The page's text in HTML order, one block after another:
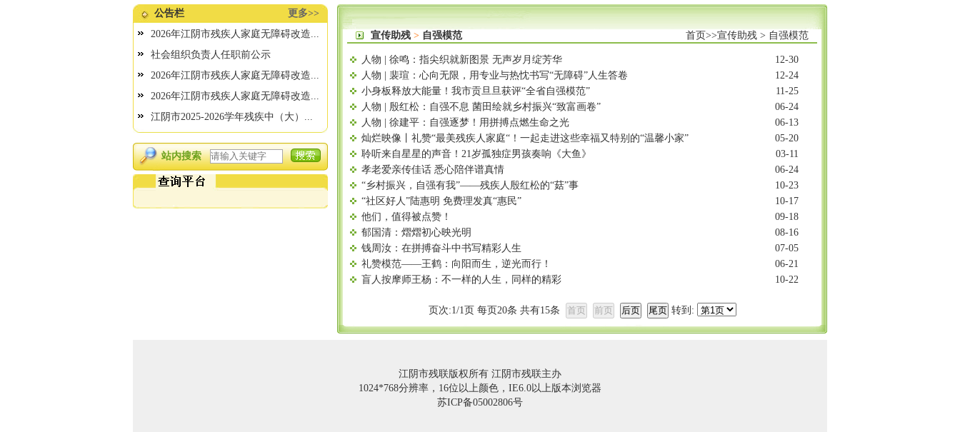
公告栏
更多>>
2026年江阴市残疾人家庭无障碍改造...
社会组织负责人任职前公示
2026年江阴市残疾人家庭无障碍改造...
2026年江阴市残疾人家庭无障碍改造...
江阴市2025-2026学年残疾中（大）...
站内搜索
宣传助残 > 自强模范 首页>>宣传助残 > 自强模范
人物 | 徐鸣：指尖织就新图景 无声岁月绽芳华
12-30
人物 | 裴瑄：心向无限，用专业与热忱书写“无障碍”人生答卷
12-24
小身板释放大能量！我市贡旦旦获评“全省自强模范”
11-25
人物 | 殷红松：自强不息 菌田绘就乡村振兴“致富画卷”
06-24
人物 | 徐建平：自强逐梦！用拼搏点燃生命之光
06-13
灿烂映像丨礼赞“最美残疾人家庭“！一起走进这些幸福又特别的“温馨小家”
05-20
聆听来自星星的声音！21岁孤独症男孩奏响《大鱼》
03-11
孝老爱亲传佳话 悉心陪伴谱真情
06-24
“乡村振兴，自强有我”——残疾人殷红松的“菇”事
10-23
“社区好人”陆惠明 免费理发真“惠民”
10-17
他们，值得被点赞！
09-18
郁国清：熠熠初心映光明
08-16
钱周汝：在拼搏奋斗中书写精彩人生
07-05
礼赞模范——王鹤：向阳而生，逆光而行！
06-21
盲人按摩师王杨：不一样的人生，同样的精彩
10-22
页次:1/1页 每页20条 共有15条 转到:
江阴市残联版权所有 江阴市残联主办
1024*768分辨率，16位以上颜色，IE6.0以上版本浏览器
苏ICP备05002806号